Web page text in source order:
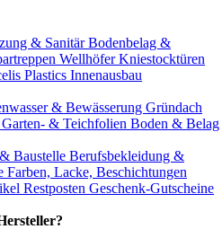
& SanitärBodenbelag &
Wellhöfer Kniestocktüren
Plastics Innenausbau
& Bewässerung Gründach
Garten- & Teichfolien Boden & Belag
Baustelle Berufsbekleidung &
Farben, Lacke, Beschichtungen
Restposten Geschenk-Gutscheine